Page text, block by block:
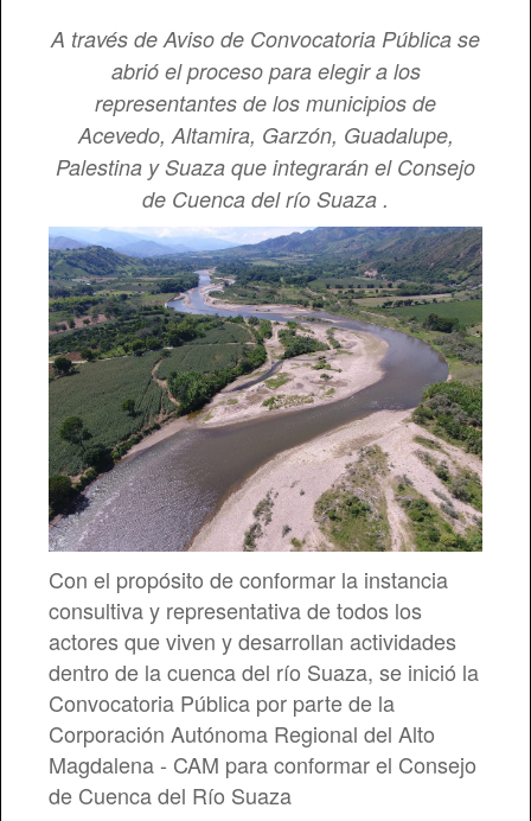
Comisión de Personal
A través de Aviso de Convocatoria Pública se
abrió el proceso para elegir a los
representantes de los municipios de
Acevedo, Altamira, Garzón, Guadalupe,
Palestina y Suaza que integrarán el Consejo
de Cuenca del río Suaza .
Con el propósito de conformar la instancia
consultiva y representativa de todos los
actores que viven y desarrollan actividades
dentro de la cuenca del río Suaza, se inició la
Convocatoria Pública por parte de la
Corporación Autónoma Regional del Alto
Magdalena - CAM para conformar el Consejo
de Cuenca del Río Suaza